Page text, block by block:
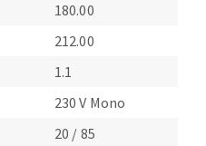
180.00
212.00
1.1
230 V Mono
20 / 85